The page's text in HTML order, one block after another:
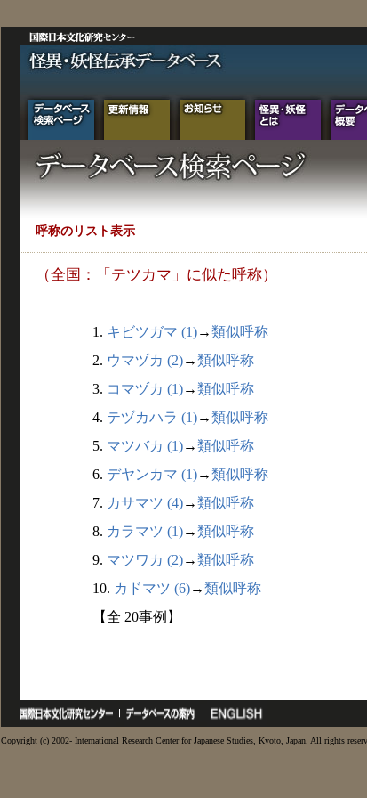
呼称のリスト表示
（全国：「テツカマ」に似た呼称）
1. キビツガマ (1)→類似呼称
2. ウマヅカ (2)→類似呼称
3. コマヅカ (1)→類似呼称
4. テヅカハラ (1)→類似呼称
5. マツバカ (1)→類似呼称
6. デヤンカマ (1)→類似呼称
7. カサマツ (4)→類似呼称
8. カラマツ (1)→類似呼称
9. マツワカ (2)→類似呼称
10. カドマツ (6)→類似呼称
【全 20事例】
Copyright (c) 2002- International Research Center for Japanese Studies, Kyoto, Japan. All rights